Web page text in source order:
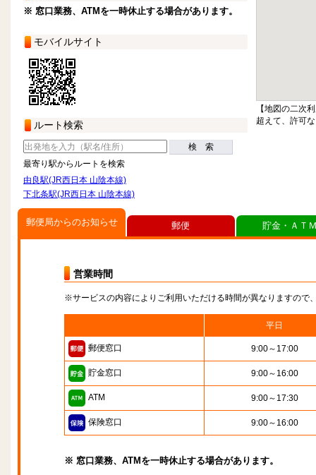
※ 窓口業務、ATMを一時休止する場合があります。
モバイルサイト
ルート検索
検 索
最寄り駅からルートを検索
由良駅(JR西日本 山陰本線)
下北条駅(JR西日本 山陰本線)
【地図の二次
超えて、許可
郵便局からのお知らせ
営業時間
※サービスの内容によりご利用いただける時間が異なりますので
平日
郵便窓口 9:00～17:00
貯金窓口 9:00～16:00
ATM 9:00～17:30
保険窓口 9:00～16:00
※ 窓口業務、ATMを一時休止する場合があります。
郵便 貯金・ＡＴ